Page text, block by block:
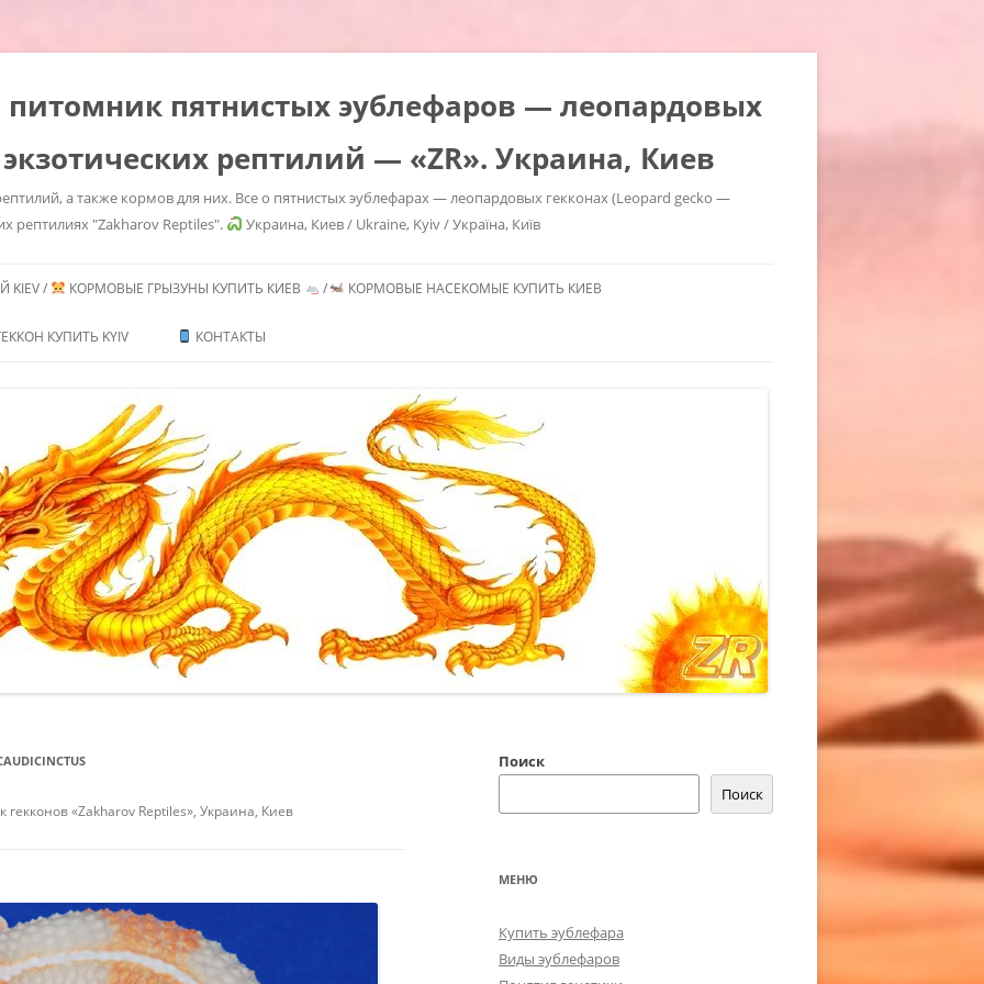
питомник пятнистых эублефаров — леопардовых
рептилий — «ZR». Украина, Киев
а также кормов для них. Все о пятнистых эублефарах — леопардовых гекконах (Leopard gecko —
рептилиях "Zakharov Reptiles".
Украина, Киев / Ukraine, Kyiv / Україна, Київ
к
содержимому
KIEV / КОРМОВЫЕ ГРЫЗУНЫ КУПИТЬ КИЕВ / КОРМОВЫЕ НАСЕКОМЫЕ КУПИТЬ КИЕВ
/
/
КУПИТЬ KYIV
CAUDICINCTUS
/ AFRICAN FAT TAILED
MORPHS
КОНТАКТЫ
«Zakharov Reptiles», Украина, Киев
Поиск
Поиск
МЕНЮ
Купить эублефара
Виды эублефаров